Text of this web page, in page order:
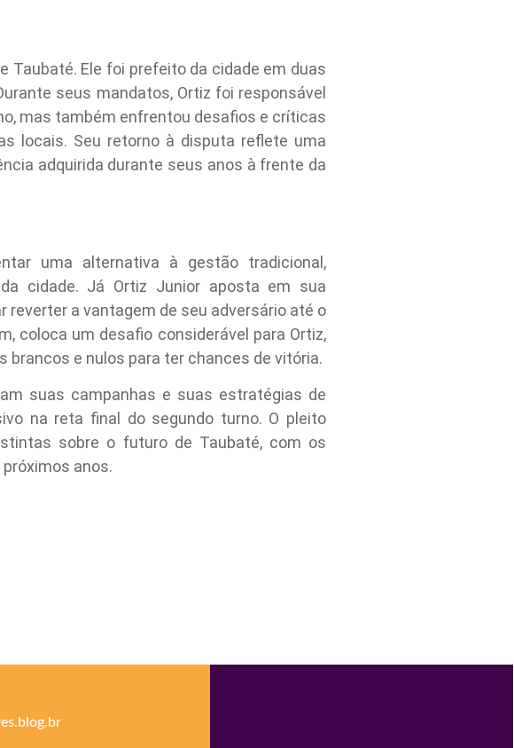
Taubaté. Ele foi prefeito da cidade em duas
seus mandatos, Ortiz foi responsável
mas também enfrentou desafios e críticas
locais. Seu retorno à disputa reflete uma
adquirida durante seus anos à frente da
uma alternativa à gestão tradicional,
cidade. Já Ortiz Junior aposta em sua
reverter a vantagem de seu adversário até o
coloca um desafio considerável para Ortiz,
e nulos para ter chances de vitória.
suas campanhas e suas estratégias de
na reta final do segundo turno. O pleito
sobre o futuro de Taubaté, com os
anos.